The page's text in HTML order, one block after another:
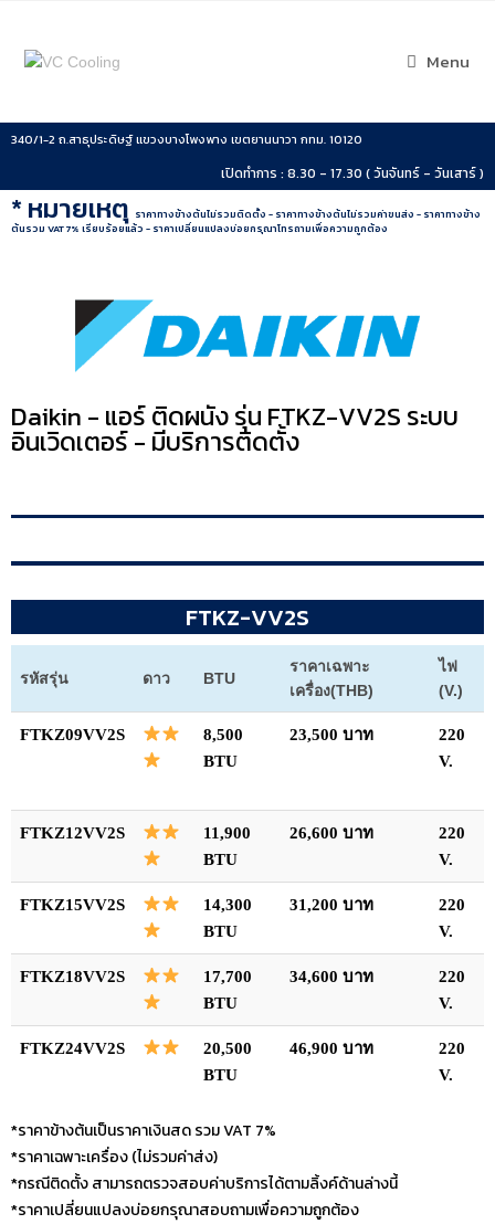
Menu
340/1-2 ถ.สาธุประดิษฐ์ แขวงบางโพงพาง เขตยานนาวา กทม. 10120
เปิดทำการ : 8.30 - 17.30 ( วันจันทร์ - วันเสาร์ )
* หมายเหตุ ราคาทางข้างต้นไม่รวมติดตั้ง - ราคาทางข้างต้นไม่รวมค่าขนส่ง - ราคาทางข้าง
ต้นรวม VAT 7% เรียบร้อยแล้ว - ราคาเปลี่ยนแปลงบ่อยกรุณาโทรถามเพื่อความถูกต้อง
Daikin - แอร์ ติดผนัง รุ่น FTKZ-VV2S ระบบ
อินเวิดเตอร์ - มีบริการติดตั้ง
FTKZ-VV2S
รหัสรุ่น ดาว BTU
ราคาเฉพาะ
เครื่อง(THB)
ไฟ
(V.)
FTKZ09VV2S
8,500
BTU
23,500 บาท
220
V.
FTKZ12VV2S
11,900
BTU
26,600 บาท
220
V.
FTKZ15VV2S
14,300
BTU
31,200 บาท
220
V.
FTKZ18VV2S
17,700
BTU
34,600 บาท
220
V.
FTKZ24VV2S
20,500
BTU
46,900 บาท
220
V.
*ราคาข้างต้นเป็นราคาเงินสด รวม VAT 7%
*ราคาเฉพาะเครื่อง (ไม่รวมค่าส่ง)
*กรณีติดตั้ง สามารถตรวจสอบค่าบริการได้ตามลิ้งค์ด้านล่างนี้
*ราคาเปลี่ยนแปลงบ่อยกรุณาสอบถามเพื่อความถูกต้อง